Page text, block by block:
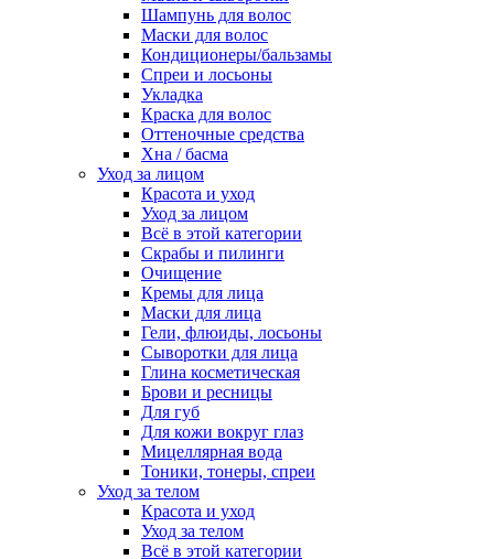
Шампунь для волос
Маски для волос
Кондиционеры/бальзамы
Спреи и лосьоны
Укладка
Краска для волос
Оттеночные средства
Хна / басма
Уход за лицом
Красота и уход
Уход за лицом
Всё в этой категории
Скрабы и пилинги
Очищение
Кремы для лица
Маски для лица
Гели, флюиды, лосьоны
Сыворотки для лица
Глина косметическая
Брови и ресницы
Для губ
Для кожи вокруг глаз
Мицеллярная вода
Тоники, тонеры, спреи
Уход за телом
Красота и уход
Уход за телом
Всё в этой категории